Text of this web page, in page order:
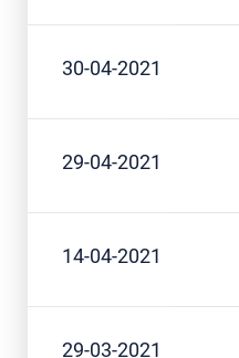
30-04-2021
29-04-2021
14-04-2021
29-03-2021